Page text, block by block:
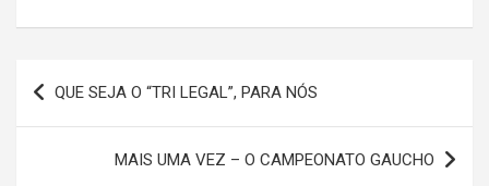
Navegação
de
QUE SEJA O “TRI LEGAL”, PARA NÓS
MAIS UMA VEZ – O CAMPEONATO GAUCHO